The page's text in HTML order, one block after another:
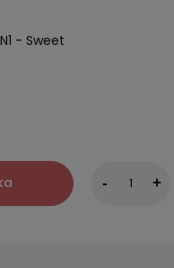
- Sweet
- +